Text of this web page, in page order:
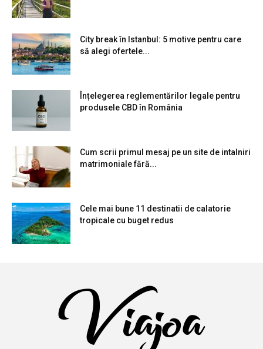
City break în Istanbul: 5 motive pentru care
să alegi ofertele...
Înțelegerea reglementărilor legale pentru
produsele CBD în România
Cum scrii primul mesaj pe un site de intalniri
matrimoniale fără...
Cele mai bune 11 destinatii de calatorie
tropicale cu buget redus